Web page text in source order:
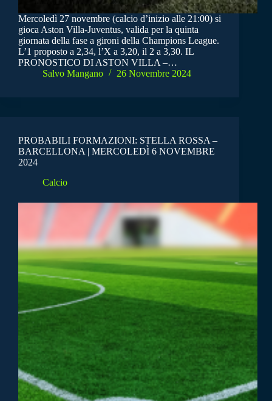
Mercoledì 27 novembre (calcio d’inizio alle 21:00) si
gioca Aston Villa-Juventus, valida per la quinta
giornata della fase a gironi della Champions League.
L’1 proposto a 2,34, l’X a 3,20, il 2 a 3,30. IL
PRONOSTICO DI ASTON VILLA –…
Salvo Mangano
26 Novembre 2024
PROBABILI FORMAZIONI: STELLA ROSSA –
BARCELLONA | MERCOLEDÌ 6 NOVEMBRE
2024
Calcio